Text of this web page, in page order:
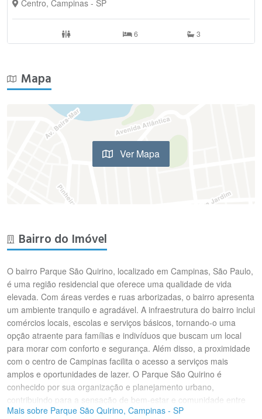
Centro, Campinas - SP
6 3
Mapa
Ver Mapa
Bairro do Imóvel
O bairro Parque São Quirino, localizado em Campinas, São Paulo,
é uma região residencial que oferece uma qualidade de vida
elevada. Com áreas verdes e ruas arborizadas, o bairro apresenta
um ambiente tranquilo e agradável. A infraestrutura do bairro inclui
comércios locais, escolas e serviços básicos, tornando-o uma
opção atraente para famílias e indivíduos que buscam um local
para morar com conforto e segurança. Além disso, a proximidade
com o centro de Campinas facilita o acesso a serviços mais
amplos e oportunidades de lazer. O Parque São Quirino é
conhecido por sua organização e planejamento urbano,
contribuindo para a sensação de bem-estar e comunidade entre
os moradores.
Mais sobre Parque São Quirino, Campinas - SP